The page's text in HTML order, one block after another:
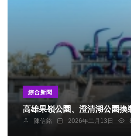
綜合新聞
高雄果嶺公園、澄清湖公園換
陳信銘 2026年二月13日